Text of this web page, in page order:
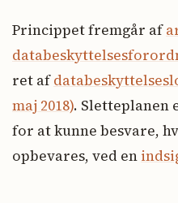
Princippet fremgår af
ret af
maj 2018). Sletteplanen
for at kunne besvare,
opbevares, ved en